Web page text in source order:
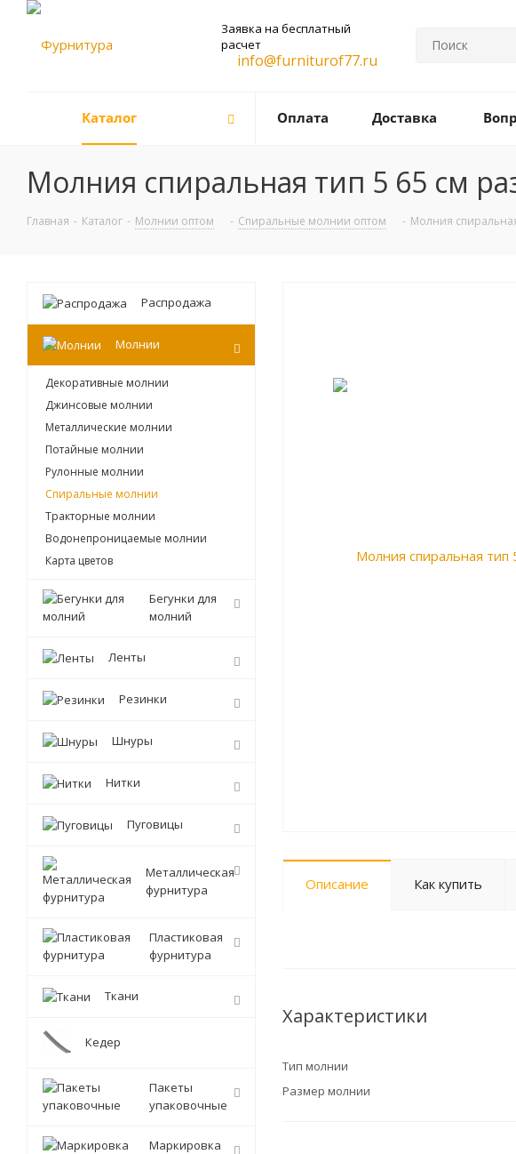
Заявка на бесплатный
расчет
info@furniturof77.ru
Каталог Оплата Доставка
Молния спиральная тип 5 65 см
Главная - Каталог - Молнии оптом - Спиральные молнии оптом - Молния
Описание Как купить
Характеристики
Тип молнии
Размер молнии
Распродажа
Молнии
Декоративные молнии
Джинсовые молнии
Металлические молнии
Потайные молнии
Рулонные молнии
Спиральные молнии
Тракторные молнии
Водонепроницаемые молнии
Карта цветов
Бегунки для
молний
Ленты
Резинки
Шнуры
Нитки
Пуговицы
Металлическая
фурнитура
Пластиковая
фурнитура
Ткани
Кедер
Пакеты
упаковочные
Маркировка